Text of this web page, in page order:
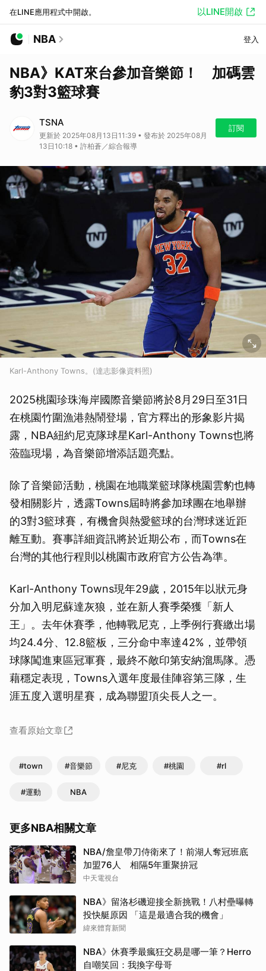
在LINE應用程式中開啟。 以LINE開啟
NBA 登入
NBA》KAT來台參加音樂節！ 加碼雲
豹3對3籃球賽
TSNA
更新於 2025年08月13日11:39 • 發布於 2025年08月
13日10:18 • 許柏蒼／綜合報導
訂閱
Karl-Anthony Towns。(達志影像資料照)
2025桃園珍珠海岸國際音樂節將於8月29日至31日
在桃園竹圍漁港熱鬧登場，官方釋出的形象影片揭
露，NBA紐約尼克隊球星Karl-Anthony Towns也將
蒞臨現場，為音樂節增添話題亮點。
除了音樂節活動，桃園在地職業籃球隊桃園雲豹也轉
發相關影片，透露Towns屆時將參加球團在地舉辦
的3對3籃球賽，有機會與熱愛籃球的台灣球迷近距
離互動。賽事詳細資訊將於近期公布，而Towns在
台灣的其他行程則以桃園市政府官方公告為準。
Karl-Anthony Towns現年29歲，2015年以狀元身
分加入明尼蘇達灰狼，並在新人賽季榮獲「新人
王」。去年休賽季，他轉戰尼克，上季例行賽繳出場
均24.4分、12.8籃板，三分命中率達42%，並帶領
球隊闖進東區冠軍賽，最終不敵印第安納溜馬隊。憑
藉穩定表現，Towns入選年度最佳陣容第三隊，生
涯五度入選明星賽，成為聯盟頂尖長人之一。
查看原始文章
#town #音樂節 #尼克 #桃園 #rl
#運動 NBA
更多NBA相關文章
NBA/詹皇帶刀侍衛來了！前湖人奪冠班底
加盟76人 相隔5年重聚拚冠
中天電視台
NBA》留洛杉磯迎接全新挑戰！八村壘曝轉
投快艇原因 「這是最適合我的機會」
緯來體育新聞
NBA》休賽季最瘋狂交易是哪一筆？Herro
自嘲笑回：我換字母哥